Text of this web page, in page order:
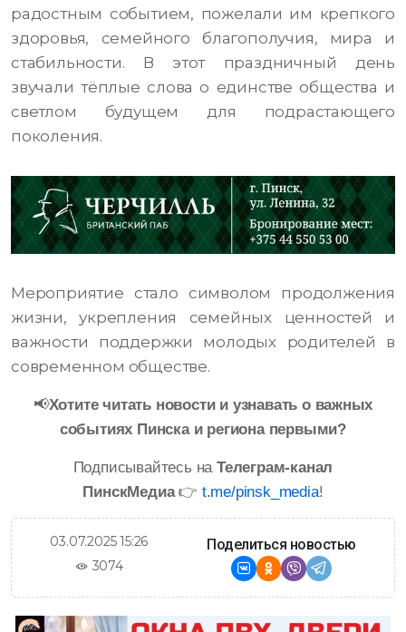
радостным событием, пожелали им крепкого
здоровья, семейного благополучия, мира и
стабильности. В этот праздничный день
звучали тёплые слова о единстве общества и
светлом будущем для подрастающего
поколения.
Мероприятие стало символом продолжения
жизни, укрепления семейных ценностей и
важности поддержки молодых родителей в
современном обществе.
📢Хотите читать новости и узнавать о важных
событиях Пинска и региона первыми?
Подписывайтесь наТелеграм-канал
ПинскМедиа👉 t.me/pinsk_media!
03.07.2025 15:26
3074
Поделиться новостью